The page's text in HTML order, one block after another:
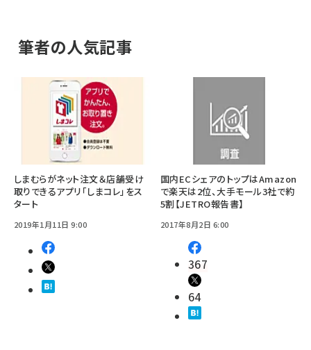
筆者の人気記事
しまむらがネット注文＆店舗受け
取りできるアプリ「しまコレ」をス
タート
2019年1月11日 9:00
国内ECシェアのトップはAmazon
で楽天は2位、大手モール3社で約
5割【JETRO報告書】
2017年8月2日 6:00
367
64